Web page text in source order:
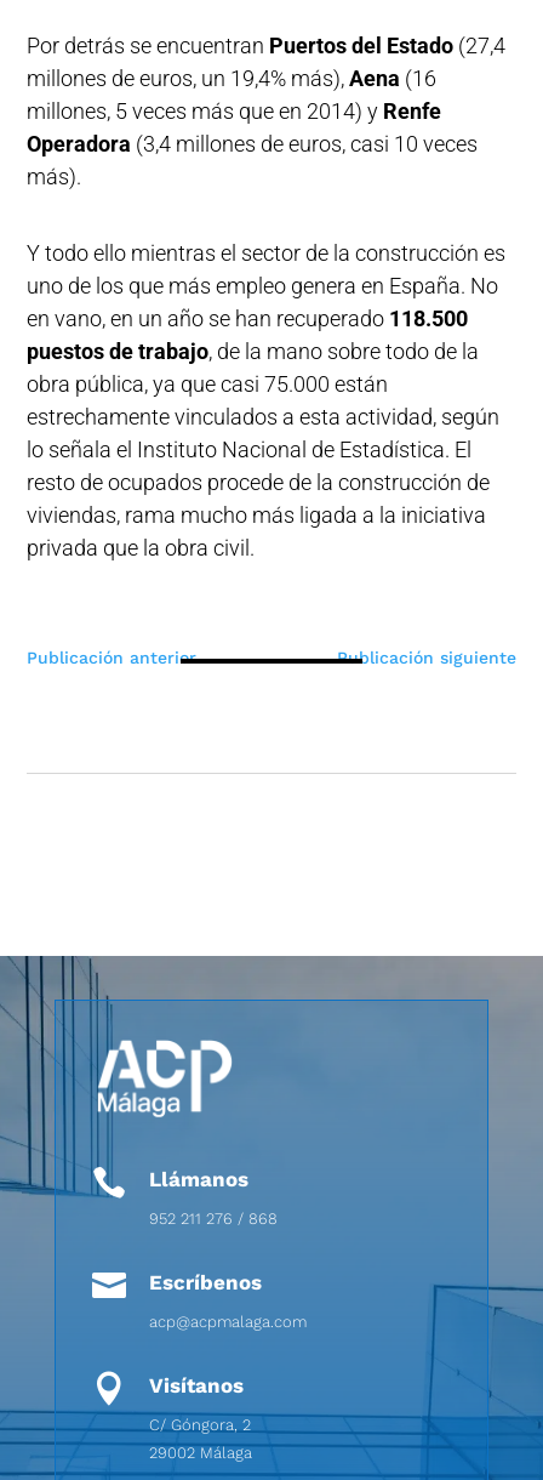
Por detrás se encuentran Puertos del Estado (27,4
millones de euros, un 19,4% más),Aena (16
millones, 5 veces más que en 2014) y Renfe
Operadora (3,4 millones de euros, casi 10 veces
más).
Y todo ello mientras el sector de la construcción es
uno de los que más empleo genera en España. No
en vano, en un año se han recuperado 118.500
puestos de trabajo, de la mano sobre todo de la
obra pública, ya que casi 75.000 están
estrechamente vinculados a esta actividad, según
lo señala el Instituto Nacional de Estadística. El
resto de ocupados procede de la construcción de
viviendas, rama mucho más ligada a la iniciativa
privada que la obra civil.
Navegación
Publicación anterior Publicación siguiente
 Llámanos
952 211 276 / 868
 Escríbenos
acp@acpmalaga.com
 Visítanos
C/ Góngora, 2
29002 Málaga